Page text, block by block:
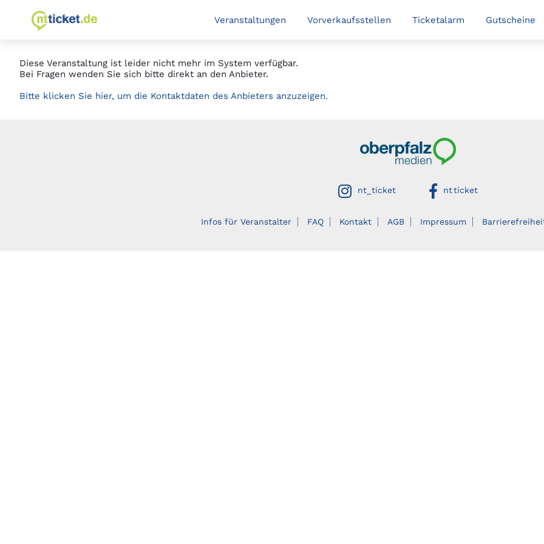
zur Startseite
Springe
zum
Veranstaltungen Vorverkaufsstellen Ticketalarm Gutscheine
Diese Veranstaltung ist leider nicht mehr im System verfügbar.
Bei Fragen wenden Sie sich bitte direkt an den Anbieter.
Bitte klicken Sie hier, um die Kontaktdaten des Anbieters anzuzeigen.
Oberpfalzmedien
nt_ticketauf instagramnt ticketauf facebook
Infos für Veranstalter FAQ Kontakt AGB Impressum